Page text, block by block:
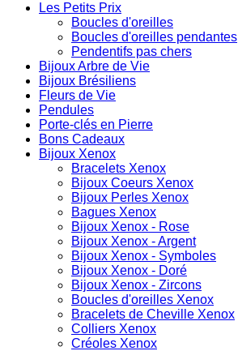
Les Petits Prix
Boucles d'oreilles
Boucles d'oreilles pendantes
Pendentifs pas chers
Bijoux Arbre de Vie
Bijoux Brésiliens
Fleurs de Vie
Pendules
Porte-clés en Pierre
Bons Cadeaux
Bijoux Xenox
Bracelets Xenox
Bijoux Coeurs Xenox
Bijoux Perles Xenox
Bagues Xenox
Bijoux Xenox - Rose
Bijoux Xenox - Argent
Bijoux Xenox - Symboles
Bijoux Xenox - Doré
Bijoux Xenox - Zircons
Boucles d'oreilles Xenox
Bracelets de Cheville Xenox
Colliers Xenox
Créoles Xenox